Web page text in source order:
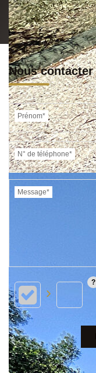
Nous contacter
Prénom*
N° de téléphone*
Message*